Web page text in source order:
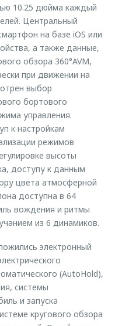
10.25 дюйма каждый
Центральный
на базе iOS или
а также данные,
обзора 360°AVM,
при движении на
выбор
бортового
управления.
к настройкам
режимов
высоты
доступу к данным
цвета атмосферной
доступна в 64
вождения и ритмы
из 6 динамиков.
электронный
(AutoHold),
системы
и запуска
кругового обзора